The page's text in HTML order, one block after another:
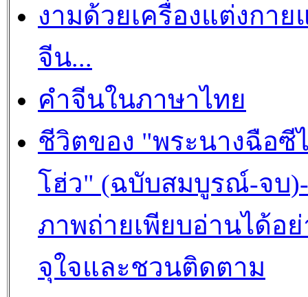
งามด้วยเครื่องแต่งกาย
จีน...
คำจีนในภาษาไทย
ชีวิตของ "พระนางฉือซี
โฮ่ว" (ฉบับสมบูรณ์-จบ)-
ภาพถ่ายเพียบอ่านได้อย่
จุใจและชวนติดตาม